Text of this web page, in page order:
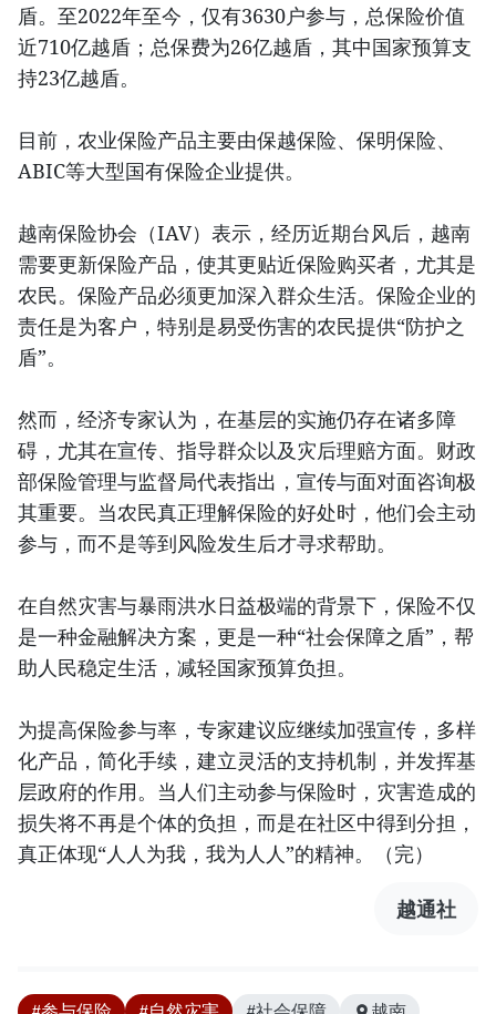
盾。至2022年至今，仅有3630户参与，总保险价值
近710亿越盾；总保费为26亿越盾，其中国家预算支
持23亿越盾。
目前，农业保险产品主要由保越保险、保明保险、
ABIC等大型国有保险企业提供。
越南保险协会（IAV）表示，经历近期台风后，越南
需要更新保险产品，使其更贴近保险购买者，尤其是
农民。保险产品必须更加深入群众生活。保险企业的
责任是为客户，特别是易受伤害的农民提供“防护之
盾”。
然而，经济专家认为，在基层的实施仍存在诸多障
碍，尤其在宣传、指导群众以及灾后理赔方面。财政
部保险管理与监督局代表指出，宣传与面对面咨询极
其重要。当农民真正理解保险的好处时，他们会主动
参与，而不是等到风险发生后才寻求帮助。
在自然灾害与暴雨洪水日益极端的背景下，保险不仅
是一种金融解决方案，更是一种“社会保障之盾”，帮
助人民稳定生活，减轻国家预算负担。
为提高保险参与率，专家建议应继续加强宣传，多样
化产品，简化手续，建立灵活的支持机制，并发挥基
层政府的作用。当人们主动参与保险时，灾害造成的
损失将不再是个体的负担，而是在社区中得到分担，
真正体现“人人为我，我为人人”的精神。（完）
越通社